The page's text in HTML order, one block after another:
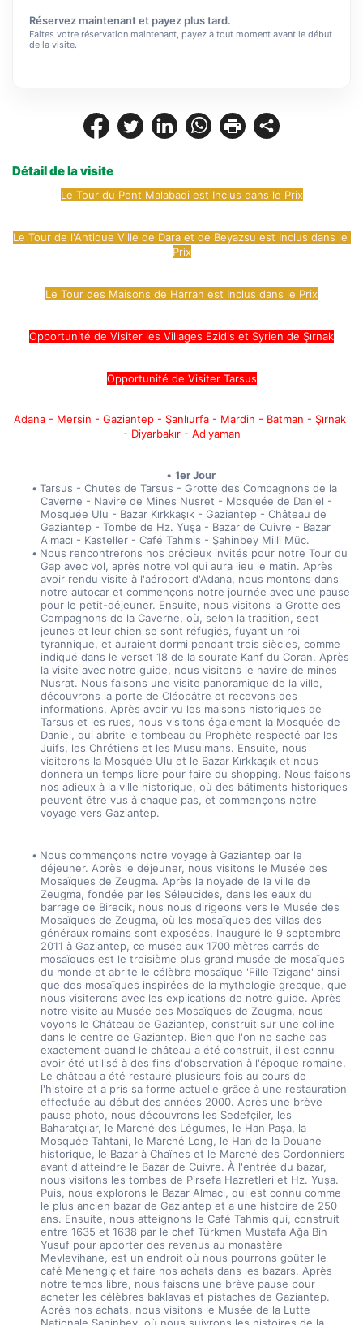
Détail de la visite
Le Tour du Pont Malabadi est Inclus dans le Prix
Le Tour de l'Antique Ville de Dara et de Beyazsu est Inclus dans le
Prix
Le Tour des Maisons de Harran est Inclus dans le Prix
Opportunité de Visiter les Villages Ezidis et Syrien de Şırnak
Opportunité de Visiter Tarsus
Adana - Mersin - Gaziantep - Şanlıurfa - Mardin - Batman - Şırnak
- Diyarbakır - Adıyaman
1er Jour
Tarsus - Chutes de Tarsus - Grotte des Compagnons de la
Caverne - Navire de Mines Nusret - Mosquée de Daniel -
Mosquée Ulu - Bazar Kırkkaşık - Gaziantep - Château de
Gaziantep - Tombe de Hz. Yuşa - Bazar de Cuivre - Bazar
Almacı - Kasteller - Café Tahmis - Şahinbey Milli Müc.
Nous rencontrerons nos précieux invités pour notre Tour du
Gap avec vol, après notre vol qui aura lieu le matin. Après
avoir rendu visite à l'aéroport d'Adana, nous montons dans
notre autocar et commençons notre journée avec une pause
pour le petit-déjeuner. Ensuite, nous visitons la Grotte des
Compagnons de la Caverne, où, selon la tradition, sept
jeunes et leur chien se sont réfugiés, fuyant un roi
tyrannique, et auraient dormi pendant trois siècles, comme
indiqué dans le verset 18 de la sourate Kahf du Coran. Après
la visite avec notre guide, nous visitons le navire de mines
Nusrat. Nous faisons une visite panoramique de la ville,
découvrons la porte de Cléopâtre et recevons des
informations. Après avoir vu les maisons historiques de
Tarsus et les rues, nous visitons également la Mosquée de
Daniel, qui abrite le tombeau du Prophète respecté par les
Juifs, les Chrétiens et les Musulmans. Ensuite, nous
visiterons la Mosquée Ulu et le Bazar Kırkkaşık et nous
donnera un temps libre pour faire du shopping. Nous faisons
nos adieux à la ville historique, où des bâtiments historiques
peuvent être vus à chaque pas, et commençons notre
voyage vers Gaziantep.
Nous commençons notre voyage à Gaziantep par le
déjeuner. Après le déjeuner, nous visitons le Musée des
Mosaïques de Zeugma. Après la noyade de la ville de
Zeugma, fondée par les Séleucides, dans les eaux du
barrage de Birecik, nous nous dirigeons vers le Musée des
Mosaïques de Zeugma, où les mosaïques des villas des
généraux romains sont exposées. Inauguré le 9 septembre
2011 à Gaziantep, ce musée aux 1700 mètres carrés de
mosaïques est le troisième plus grand musée de mosaïques
du monde et abrite le célèbre mosaïque 'Fille Tzigane' ainsi
que des mosaïques inspirées de la mythologie grecque, que
nous visiterons avec les explications de notre guide. Après
notre visite au Musée des Mosaïques de Zeugma, nous
voyons le Château de Gaziantep, construit sur une colline
dans le centre de Gaziantep. Bien que l'on ne sache pas
exactement quand le château a été construit, il est connu
avoir été utilisé à des fins d'observation à l'époque romaine.
Le château a été restauré plusieurs fois au cours de
l'histoire et a pris sa forme actuelle grâce à une restauration
effectuée au début des années 2000. Après une brève
pause photo, nous découvrons les Sedefçiler, les
Baharatçılar, le Marché des Légumes, le Han Paşa, la
Mosquée Tahtani, le Marché Long, le Han de la Douane
historique, le Bazar à Chaînes et le Marché des Cordonniers
avant d'atteindre le Bazar de Cuivre. À l'entrée du bazar,
nous visitons les tombes de Pirsefa Hazretleri et Hz. Yuşa.
Puis, nous explorons le Bazar Almacı, qui est connu comme
le plus ancien bazar de Gaziantep et a une histoire de 250
ans. Ensuite, nous atteignons le Café Tahmis qui, construit
entre 1635 et 1638 par le chef Türkmen Mustafa Ağa Bin
Yusuf pour apporter des revenus au monastère
Mevlevihane, est un endroit où nous pourrons goûter le
café Menengiç et faire nos achats dans les bazars. Après
notre temps libre, nous faisons une brève pause pour
acheter les célèbres baklavas et pistaches de Gaziantep.
Après nos achats, nous visitons le Musée de la Lutte
Réservez maintenant et payez plus tard.
Faites votre réservation maintenant, payez à tout moment avant le début
de la visite.